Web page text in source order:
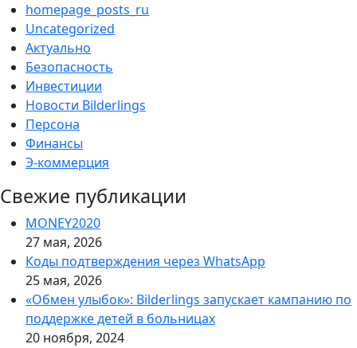
homepage_posts_ru
Uncategorized
Актуально
Безопасность
Инвестиции
Новости Bilderlings
Персона
Финансы
Э-коммерция
Свежие публикации
MONEY2020
27 мая, 2026
Коды подтверждения через WhatsApp
25 мая, 2026
«Обмен улыбок»: Bilderlings запускает кампанию по
поддержке детей в больницах
20 ноября, 2024